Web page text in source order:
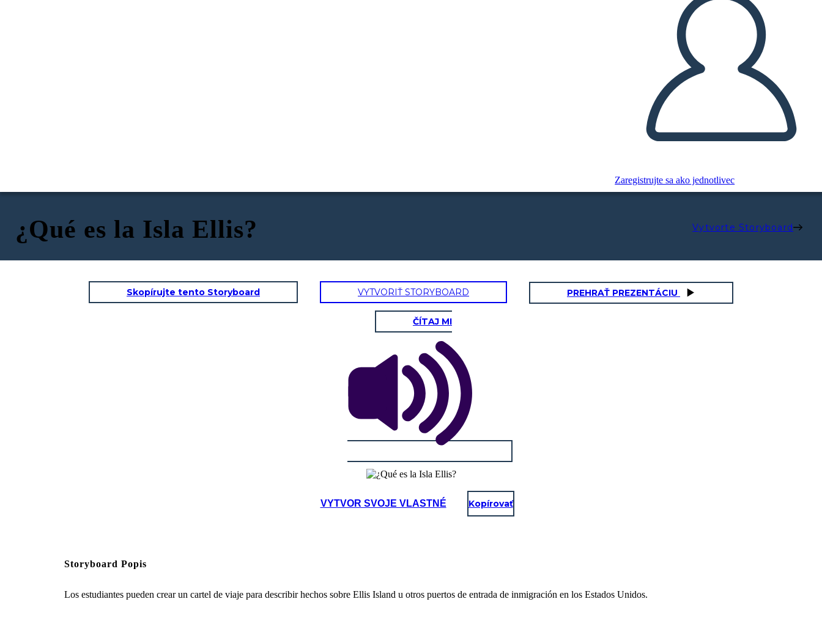
Zaregistrujte sa ako jednotlivec
¿Qué es la Isla Ellis? Vytvorte Storyboard
Skopírujte tento Storyboard VYTVORIŤ STORYBOARD PREHRAŤ PREZENTÁCIU
ČÍTAJ MI
VYTVOR SVOJE VLASTNÉ Kopírovať
Storyboard Popis
Los estudiantes pueden crear un cartel de viaje para describir hechos sobre Ellis Island u otros puertos de entrada de inmigración en los Estados Unidos.